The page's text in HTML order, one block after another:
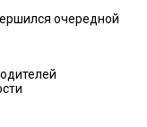
очередной